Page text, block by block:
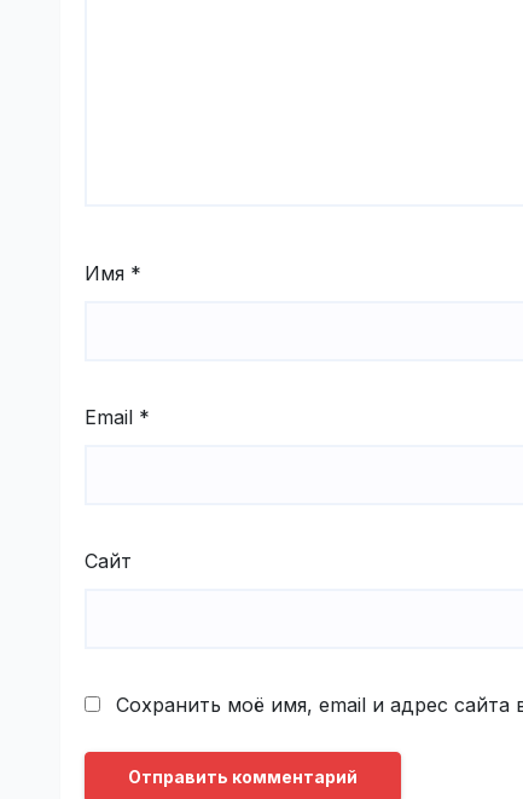
Имя *
Email *
Сайт
Сохранить моё имя, email и адрес